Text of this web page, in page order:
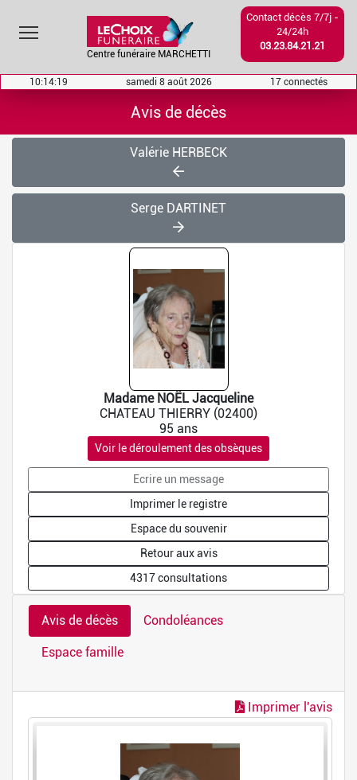
Centre funéraire MARCHETTI
Toggle main menu visibility
Contact décès 7/7j -
24/24h
03.23.84.21.21
10:14:19 samedi 8 août 2026 17 connectés
Avis de décès
Valérie HERBECK
Serge DARTINET
Madame NOËL Jacqueline
CHATEAU THIERRY (02400)
95 ans
Voir le déroulement des obsèques
Ecrire un message
Imprimer le registre
Espace du souvenir
Retour aux avis
4317 consultations
Avis de décès Condoléances
Espace famille
Imprimer l'avis